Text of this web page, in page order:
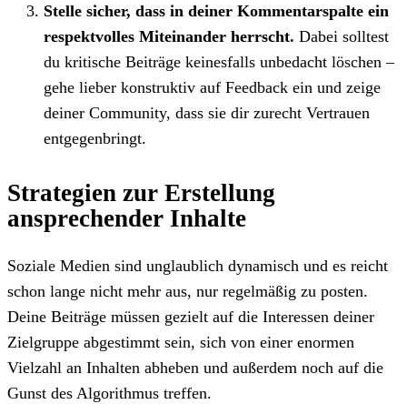
Stelle sicher, dass in deiner Kommentarspalte ein
respektvolles Miteinander herrscht. Dabei solltest
du kritische Beiträge keinesfalls unbedacht löschen –
gehe lieber konstruktiv auf Feedback ein und zeige
deiner Community, dass sie dir zurecht Vertrauen
entgegenbringt.
Strategien zur Erstellung
ansprechender Inhalte
Soziale Medien sind unglaublich dynamisch und es reicht
schon lange nicht mehr aus, nur regelmäßig zu posten.
Deine Beiträge müssen gezielt auf die Interessen deiner
Zielgruppe abgestimmt sein, sich von einer enormen
Vielzahl an Inhalten abheben und außerdem noch auf die
Gunst des Algorithmus treffen.